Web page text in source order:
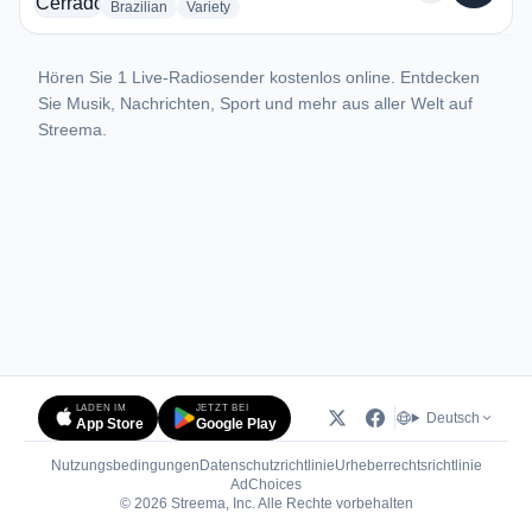
Brazilian radio stations
Varietyradio stations
Hören Sie 1 Live-Radiosender kostenlos online. Entdecken
Sie Musik, Nachrichten, Sport und mehr aus aller Welt auf
Streema.
LADEN IM
App Store
JETZT BEI
Google Play Deutsch
Nutzungsbedingungen DatenschutzrichtlinieUrheberrechtsrichtlinie
AdChoices(öffnet in neuem Tab)
© 2026 Streema, Inc. Alle Rechte vorbehalten